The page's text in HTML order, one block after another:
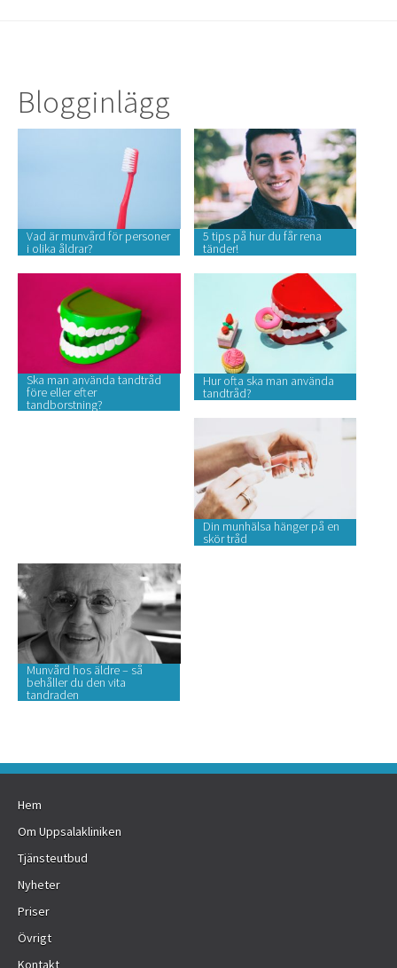
Blogginlägg
Vad är munvård för personer
i olika åldrar?
5 tips på hur du får rena
tänder!
Ska man använda tandtråd
före eller efter
tandborstning?
Hur ofta ska man använda
tandtråd?
Din munhälsa hänger på en
skör tråd
Munvård hos äldre – så
behåller du den vita
tandraden
Hem
Om Uppsalakliniken
Tjänsteutbud
Nyheter
Priser
Övrigt
Kontakt